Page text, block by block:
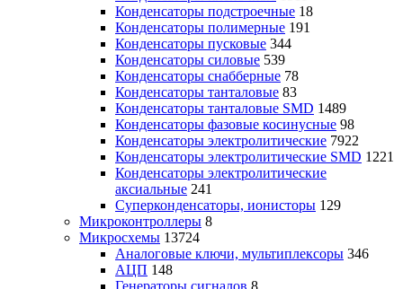
Конденсаторы подстроечные 18
Конденсаторы полимерные 191
Конденсаторы пусковые 344
Конденсаторы силовые 539
Конденсаторы снабберные 78
Конденсаторы танталовые 83
Конденсаторы танталовые SMD 1489
Конденсаторы фазовые косинусные 98
Конденсаторы электролитические 7922
Конденсаторы электролитические SMD 1221
Конденсаторы электролитические
аксиальные 241
Суперконденсаторы, ионисторы 129
Микроконтроллеры 8
Микросхемы 13724
Аналоговые ключи, мультиплексоры 346
АЦП 148
Генераторы сигналов 8